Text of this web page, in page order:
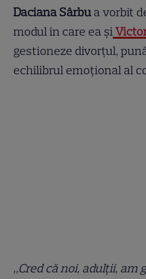
Daciana Sârbu a vorbit
modul în care ea și
gestioneze divorțul,
echilibrul emoțional al
„Cred că noi, adulții,